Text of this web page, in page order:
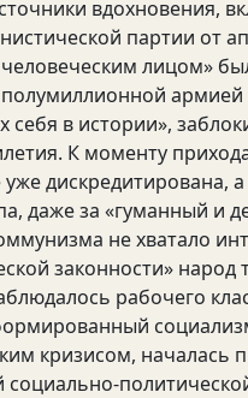
вдохновения,
партии от
лицом»
армией
себя в истории»,
К моменту
дискредитирована,
даже за «гуманный и
не хватало
законности» народ
рабочего
кризисом, началась